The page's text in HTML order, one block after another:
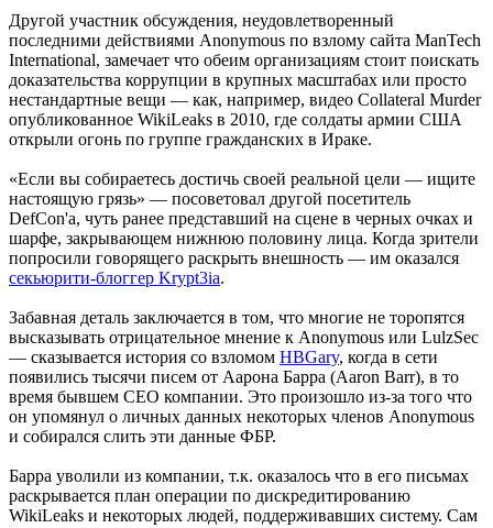
Другой участник обсуждения, неудовлетворенный
последними действиями Anonymous по взлому сайта ManTech
International, замечает что обеим организациям стоит поискать
доказательства коррупции в крупных масштабах или просто
нестандартные вещи — как, например, видео Collateral Murder
опубликованное WikiLeaks в 2010, где солдаты армии США
открыли огонь по группе гражданских в Ираке.
«Если вы собираетесь достичь своей реальной цели — ищите
настоящую грязь» — посоветовал другой посетитель
DefCon'а, чуть ранее представший на сцене в черных очках и
шарфе, закрывающем нижнюю половину лица. Когда зрители
попросили говорящего раскрыть внешность — им оказался
секьюрити-блоггер Krypt3ia.
Забавная деталь заключается в том, что многие не торопятся
высказывать отрицательное мнение к Anonymous или LulzSec
— сказывается история со взломом HBGary, когда в сети
появились тысячи писем от Аарона Барра (Aaron Barr), в то
время бывшем CEO компании. Это произошло из-за того что
он упомянул о личных данных некоторых членов Anonymous
и собирался слить эти данные ФБР.
Барра уволили из компании, т.к. оказалось что в его письмах
раскрывается план операции по дискредитированию
WikiLeaks и некоторых людей, поддерживавших систему. Сам